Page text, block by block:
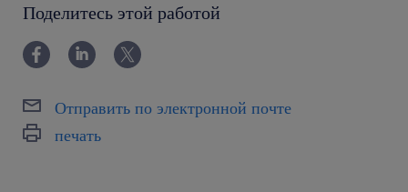
Поделитесь этой работой
Отправить по электронной почте
печать